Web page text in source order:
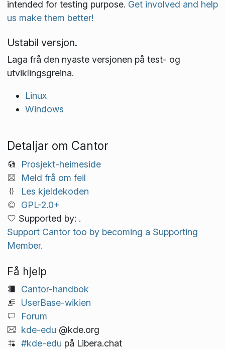
intended for testing purpose. Get involved and help
us make them better!
Ustabil versjon.
Laga frå den nyaste versjonen på test- og
utviklings­greina.
Linux
Windows
Detaljar om Cantor
Prosjekt-heimeside
Meld frå om feil
Les kjeldekoden
GPL-2.0+
Supported by: .
Support Cantor too by becoming a Supporting
Member.
Få hjelp
Cantor-handbok
UserBase-wikien
Forum
kde-edu @kde.org
#kde-edu på Libera.chat